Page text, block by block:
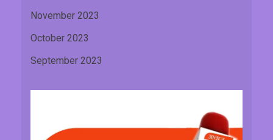
November 2023
October 2023
September 2023